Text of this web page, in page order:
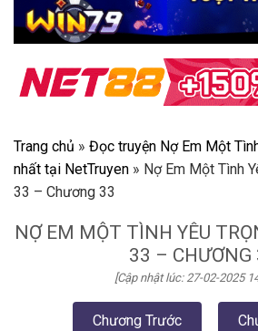
Trang chủ » Đọc truyện Nợ Em Một
nhất tại NetTruyen » Nợ Em Một Tình
33 – Chương 33
NỢ EM MỘT TÌNH YÊU
33 – CHƯƠNG
[Cập nhật lúc: 27-02-2025
Chương Trước